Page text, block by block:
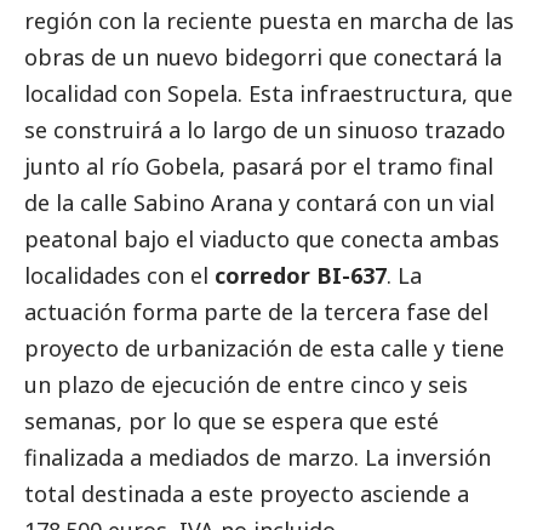
región con la reciente puesta en marcha de las
obras de un nuevo bidegorri que conectará la
localidad con Sopela. Esta infraestructura, que
se construirá a lo largo de un sinuoso trazado
junto al río Gobela, pasará por el tramo final
de la calle Sabino Arana y contará con un vial
peatonal bajo el viaducto que conecta ambas
localidades con el corredor BI-637. La
actuación forma parte de la tercera fase del
proyecto de urbanización de esta calle y tiene
un plazo de ejecución de entre cinco y seis
semanas, por lo que se espera que esté
finalizada a mediados de marzo. La inversión
total destinada a este proyecto asciende a